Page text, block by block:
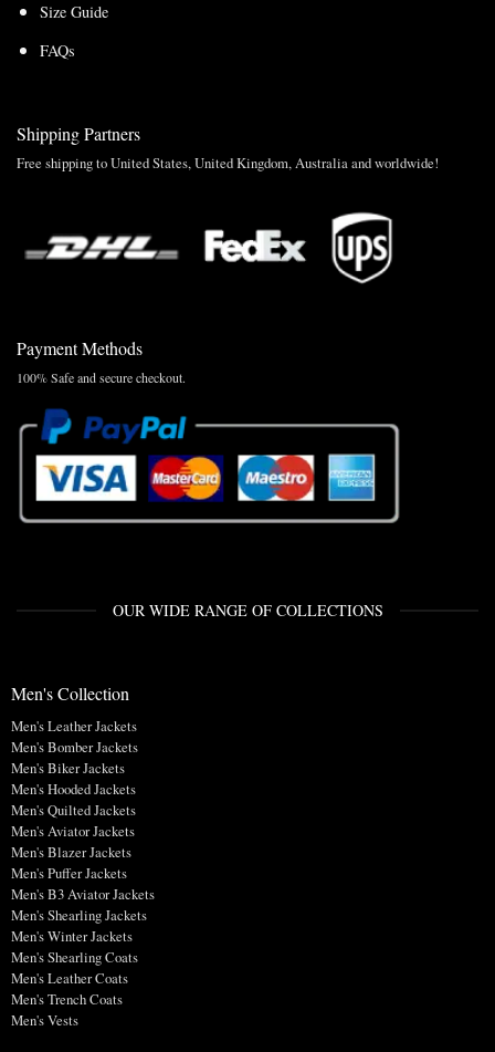
Size Guide
FAQs
Shipping Partners
Free shipping to United States, United Kingdom, Australia and worldwide!
Payment Methods
100% Safe and secure checkout.
OUR WIDE RANGE OF COLLECTIONS
Men's Collection
Men's Leather Jackets
Men's Bomber Jackets
Men's Biker Jackets
Men's Hooded Jackets
Men's Quilted Jackets
Men's Aviator Jackets
Men's Blazer Jackets
Men's Puffer Jackets
Men's B3 Aviator Jackets
Men's Shearling Jackets
Men's Winter Jackets
Men's Shearling Coats
Men's Leather Coats
Men's Trench Coats
Men's Vests